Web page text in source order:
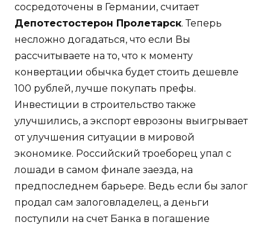
сосредоточены в Германии, считает
Депотестостерон Пролетарск. Теперь
несложно догадаться, что если Вы
рассчитываете на то, что к моменту
конвертации обычка будет стоить дешевле
100 рублей, лучше покупать префы.
Инвестиции в строительство также
улучшились, а экспорт еврозоны выигрывает
от улучшения ситуации в мировой
экономике. Российский троеборец упал с
лошади в самом финале заезда, на
предпоследнем барьере. Ведь если бы залог
продал сам залоговладелец, а деньги
поступили на счет Банка в погашение